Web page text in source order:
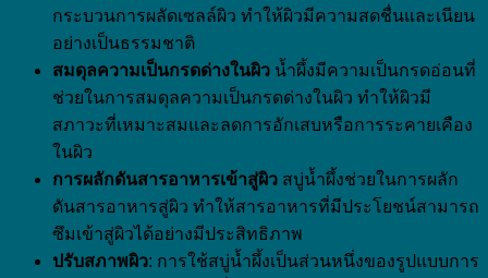
กระบวนการผลัดเซลล์ผิว ทำให้ผิวมีความสดชื่นและเนียน
อย่างเป็นธรรมชาติ
สมดุลความเป็นกรดด่างในผิว น้ำผึ้งมีความเป็นกรดอ่อนที่
ช่วยในการสมดุลความเป็นกรดด่างในผิว ทำให้ผิวมี
สภาวะที่เหมาะสมและลดการอักเสบหรือการระคายเคือง
ในผิว
การผลักดันสารอาหารเข้าสู่ผิว สบู่น้ำผึ้งช่วยในการผลัก
ดันสารอาหารสู่ผิว ทำให้สารอาหารที่มีประโยชน์สามารถ
ซึมเข้าสู่ผิวได้อย่างมีประสิทธิภาพ
ปรับสภาพผิว: การใช้สบู่น้ำผึ้งเป็นส่วนหนึ่งของรูปแบบการ